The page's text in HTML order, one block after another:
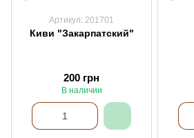
Артикул: 201701
Киви "Закарпатский"
200 грн
В наличии